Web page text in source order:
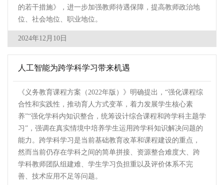
的若干措施》，进一步加强教师待遇保障，提高教师政治地
位、社会地位、职业地位。
2024年12月10日
人工智能为跨学科学习带来机遇
《义务教育课程方案（2022年版）》明确提出，“强化课程综
合性和实践性，推动育人方式变革，着力发展学生核心素
养”“强化学科内知识整合，统筹设计综合课程和跨学科主题学
习”，强调在真实情境中培养学生运用跨学科知识解决问题的
能力。跨学科学习是当前基础教育改革和课程建设的重点，
然而当前仍存在学科之间的简单拼接、资源整合难度大、跨
学科教师团队组建难、学生学习负担重以及评价体系不完
善、技术应用不足等问题。